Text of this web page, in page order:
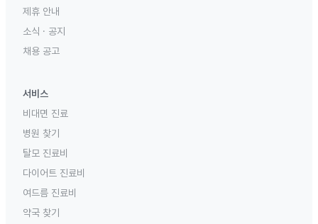
제휴 안내
소식 · 공지
채용 공고
서비스
비대면 진료
병원 찾기
탈모 진료비
다이어트 진료비
여드름 진료비
약국 찾기